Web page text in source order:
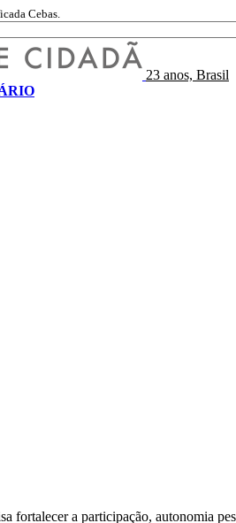
Cebas.
23 anos, Brasil
a participação, autonomia